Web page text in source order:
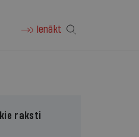
Ienākt
raksti